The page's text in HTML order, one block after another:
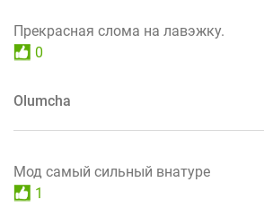
Прекрасная слома на лавэжку.
0
Olumcha
Мод самый сильный внатуре
1